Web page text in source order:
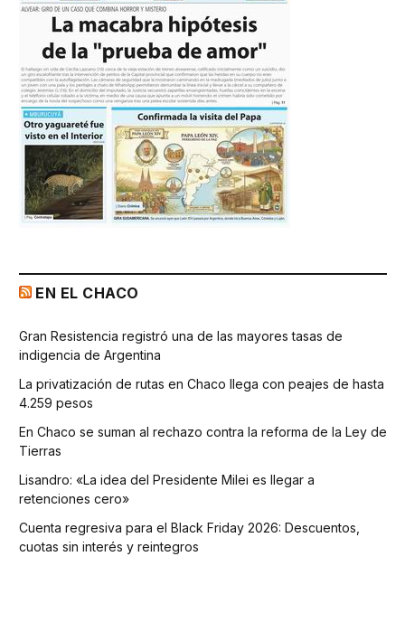
EN EL CHACO
Gran Resistencia registró una de las mayores tasas de
indigencia de Argentina
La privatización de rutas en Chaco llega con peajes de hasta
4.259 pesos
En Chaco se suman al rechazo contra la reforma de la Ley de
Tierras
Lisandro: «La idea del Presidente Milei es llegar a
retenciones cero»
Cuenta regresiva para el Black Friday 2026: Descuentos,
cuotas sin interés y reintegros